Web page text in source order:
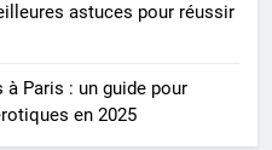
astuces pour réussir
à Paris : un guide pour
en 2025